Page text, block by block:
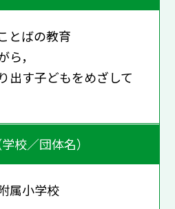
とばの教育
，
出す子どもをめざして
校／団体名）
属小学校